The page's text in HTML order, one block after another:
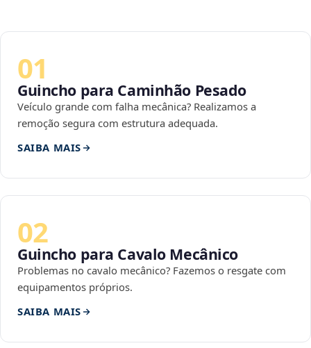
01
Guincho para Caminhão Pesado
Veículo grande com falha mecânica? Realizamos a
remoção segura com estrutura adequada.
SAIBA MAIS
02
Guincho para Cavalo Mecânico
Problemas no cavalo mecânico? Fazemos o resgate com
equipamentos próprios.
SAIBA MAIS